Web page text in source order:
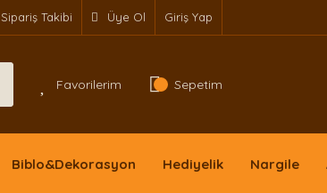
Sipariş Takibi Üye Ol Giriş Yap
Favorilerim Sepetim
Biblo&Dekorasyon Hediyelik Nargile